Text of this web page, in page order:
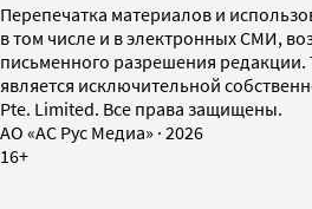
Перепечатка материалов и
в том числе и в электронных СМИ,
письменного разрешения
является исключительной
Pte. Limited. Все права защищены.
AO «АС Рус Медиа» · 2026
16+